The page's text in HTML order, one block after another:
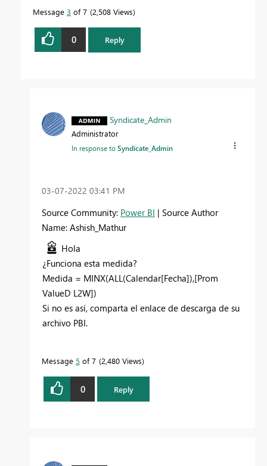
Message 3 of 7 2,508 Views
0 Reply
Syndicate_Admin
Administrator
In response toSyndicate_Admin
‎03-07-2022 03:41 PM
Source Community: Power BI | Source Author
Name: Ashish_Mathur
Hola
¿Funciona esta medida?
Medida = MINX(ALL(Calendar[Fecha]),[Prom
ValueD L2W])
Si no es así, comparta el enlace de descarga de su
archivo PBI.
Message 5 of 7 2,480 Views
0 Reply